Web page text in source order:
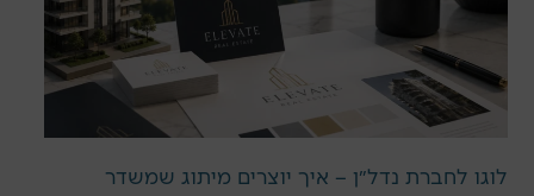
לוגו לחברת נדל״ן – איך יוצרים מיתוג שמשדר